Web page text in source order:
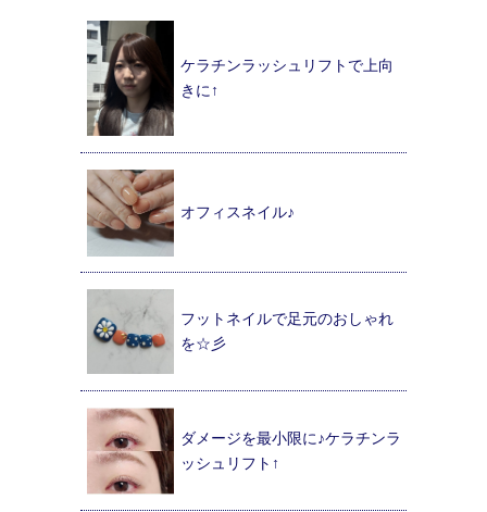
ケラチンラッシュリフトで上向
きに↑
オフィスネイル♪
フットネイルで足元のおしゃれ
を☆彡
ダメージを最小限に♪ケラチンラ
ッシュリフト↑